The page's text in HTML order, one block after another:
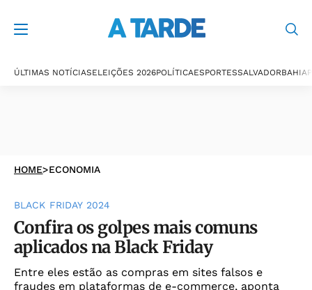
ÚLTIMAS NOTÍCIASELEIÇÕES 2026POLÍTICAESPORTESSALVADORBAHIA
HOME>ECONOMIA
BLACK FRIDAY 2024
Confira os golpes mais comuns
aplicados na Black Friday
Entre eles estão as compras em sites falsos e
fraudes em plataformas de e-commerce, aponta